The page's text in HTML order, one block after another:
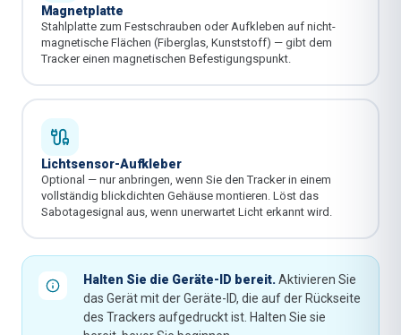
Magnetplatte
Stahlplatte zum Festschrauben oder Aufkleben auf nicht-
magnetische Flächen (Fiberglas, Kunststoff) — gibt dem
Tracker einen magnetischen Befestigungspunkt.
Lichtsensor-Aufkleber
Optional — nur anbringen, wenn Sie den Tracker in einem
vollständig blickdichten Gehäuse montieren. Löst das
Sabotagesignal aus, wenn unerwartet Licht erkannt wird.
Halten Sie die Geräte-ID bereit. Aktivieren Sie
das Gerät mit der Geräte-ID, die auf der Rückseite
des Trackers aufgedruckt ist. Halten Sie sie